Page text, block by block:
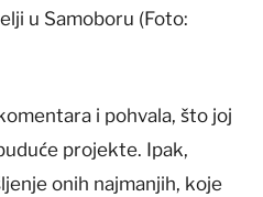
u Samoboru (Foto:
i pohvala, što joj
projekte. Ipak,
onih najmanjih, koje